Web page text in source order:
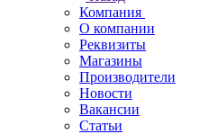
Компания
О компании
Реквизиты
Магазины
Производители
Новости
Вакансии
Статьи